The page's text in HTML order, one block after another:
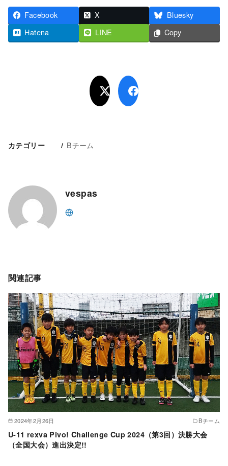
Facebook X
Bluesky
Hatena
LINE Copy
カテゴリー Bチーム
vespas
関連記事
2024年2月26日 Bチーム
U-11 rexva Pivo! Challenge Cup 2024（第3回）決勝大会
（全国大会）進出決定!!